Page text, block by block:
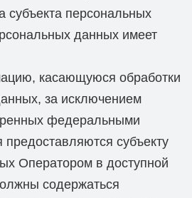
субъекта персональных
данных имеет
касающуюся обработки
за исключением
федеральными
субъекту
Оператором в доступной
содержаться